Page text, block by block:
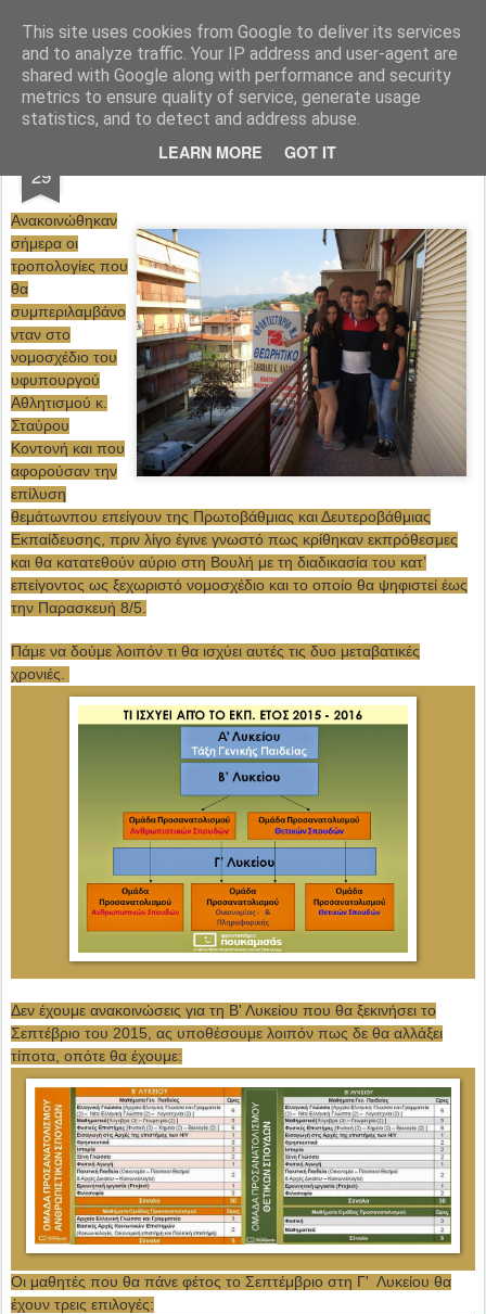
This site uses cookies from Google to deliver its services
and to analyze traffic. Your IP address and user-agent are
shared with Google along with performance and security
metrics to ensure quality of service, generate usage
statistics, and to detect and address abuse.
LEARN MORE GOT IT
Φροντιστήριο Θεωρητικό Φλώρινας
Pages
29 ΝΕΟ ΕΞΕΤΑΣΤΙΚΟ ΣΥΣΤΗΜΑ
Ανακοινώθηκαν
σήμερα οι
τροπολογίες που
θα
συμπεριλαμβάνο
νταν στο
νομοσχέδιο του
υφυπουργού
Αθλητισμού κ.
Σταύρου
Κοντονή και που
αφορούσαν την
επίλυση
θεμάτωνπου επείγουν της Πρωτοβάθμιας και Δευτεροβάθμιας
Εκπαίδευσης, πριν λίγο έγινε γνωστό πως κρίθηκαν εκπρόθεσμες
και θα κατατεθούν αύριο στη Βουλή με τη διαδικασία του κατ’
επείγοντος ως ξεχωριστό νομοσχέδιο και το οποίο θα ψηφιστεί έως
την Παρασκευή 8/5.
Πάμε να δούμε λοιπόν τι θα ισχύει αυτές τις δυο μεταβατικές
χρονιές.
Δεν έχουμε ανακοινώσεις για τη Β' Λυκείου που θα ξεκινήσει το
Σεπτέβριο του 2015, ας υποθέσουμε λοιπόν πως δε θα αλλάξει
τίποτα, οπότε θα έχουμε:
Οι μαθητές που θα πάνε φέτος το Σεπτέμβριο στη Γ' Λυκείου θα
έχουν τρεις επιλογές: